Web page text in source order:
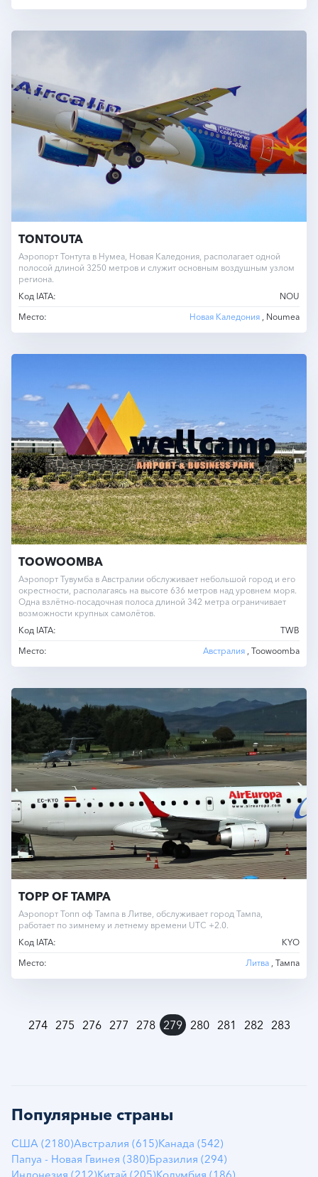
TONTOUTA
Аэропорт Тонтута в Нумеа, Новая Каледония, располагает одной
полосой длиной 3250 метров и служит основным воздушным узлом
региона.
Код IATA:
NOU
Место:
Новая Каледония , Noumea
TOOWOOMBA
Аэропорт Тувумба в Австралии обслуживает небольшой город и его
окрестности, располагаясь на высоте 636 метров над уровнем моря.
Одна взлётно-посадочная полоса длиной 342 метра ограничивает
возможности крупных самолётов.
Код IATA:
TWB
Место:
Австралия , Toowoomba
TOPP OF TAMPA
Аэропорт Топп оф Тампа в Литве, обслуживает город Тампа,
работает по зимнему и летнему времени UTC +2.0.
Код IATA:
KYO
Место:
Литва , Тампа
274 275 276 277 278 279 280 281 282 283
Популярные страны
США (2180)Австралия (615)Канада (542)
Папуа - Новая Гвинея (380)Бразилия (294)